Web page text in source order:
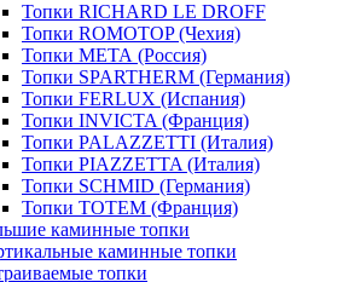
Топки RICHARD LE DROFF
Топки ROMOTOP (Чехия)
Топки МЕТА (Россия)
Топки SPARTHERM (Германия)
Топки FERLUX (Испания)
Топки INVICTA (Франция)
Топки PALAZZETTI (Италия)
Топки PIAZZETTA (Италия)
Топки SCHMID (Германия)
Топки TOTEM (Франция)
каминные топки
каминные топки
топки